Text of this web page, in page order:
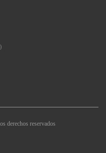
derechos reservados